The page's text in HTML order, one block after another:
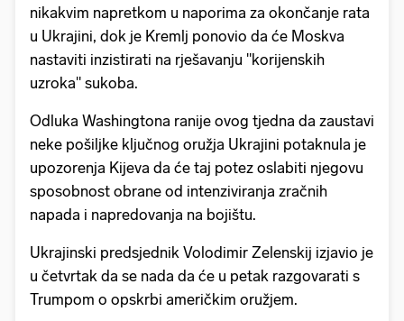
nikakvim napretkom u naporima za okončanje rata
u Ukrajini, dok je Kremlj ponovio da će Moskva
nastaviti inzistirati na rješavanju "korijenskih
uzroka" sukoba.
Odluka Washingtona ranije ovog tjedna da zaustavi
neke pošiljke ključnog oružja Ukrajini potaknula je
upozorenja Kijeva da će taj potez oslabiti njegovu
sposobnost obrane od intenziviranja zračnih
napada i napredovanja na bojištu.
Ukrajinski predsjednik Volodimir Zelenskij izjavio je
u četvrtak da se nada da će u petak razgovarati s
Trumpom o opskrbi američkim oružjem.